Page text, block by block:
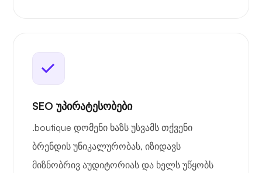
SEO უპირატესობები
.boutique დომენი ხაზს უსვამს თქვენი
ბრენდის უნიკალურობას, იზიდავს
მიზნობრივ აუდიტორიას და ხელს უწყობს